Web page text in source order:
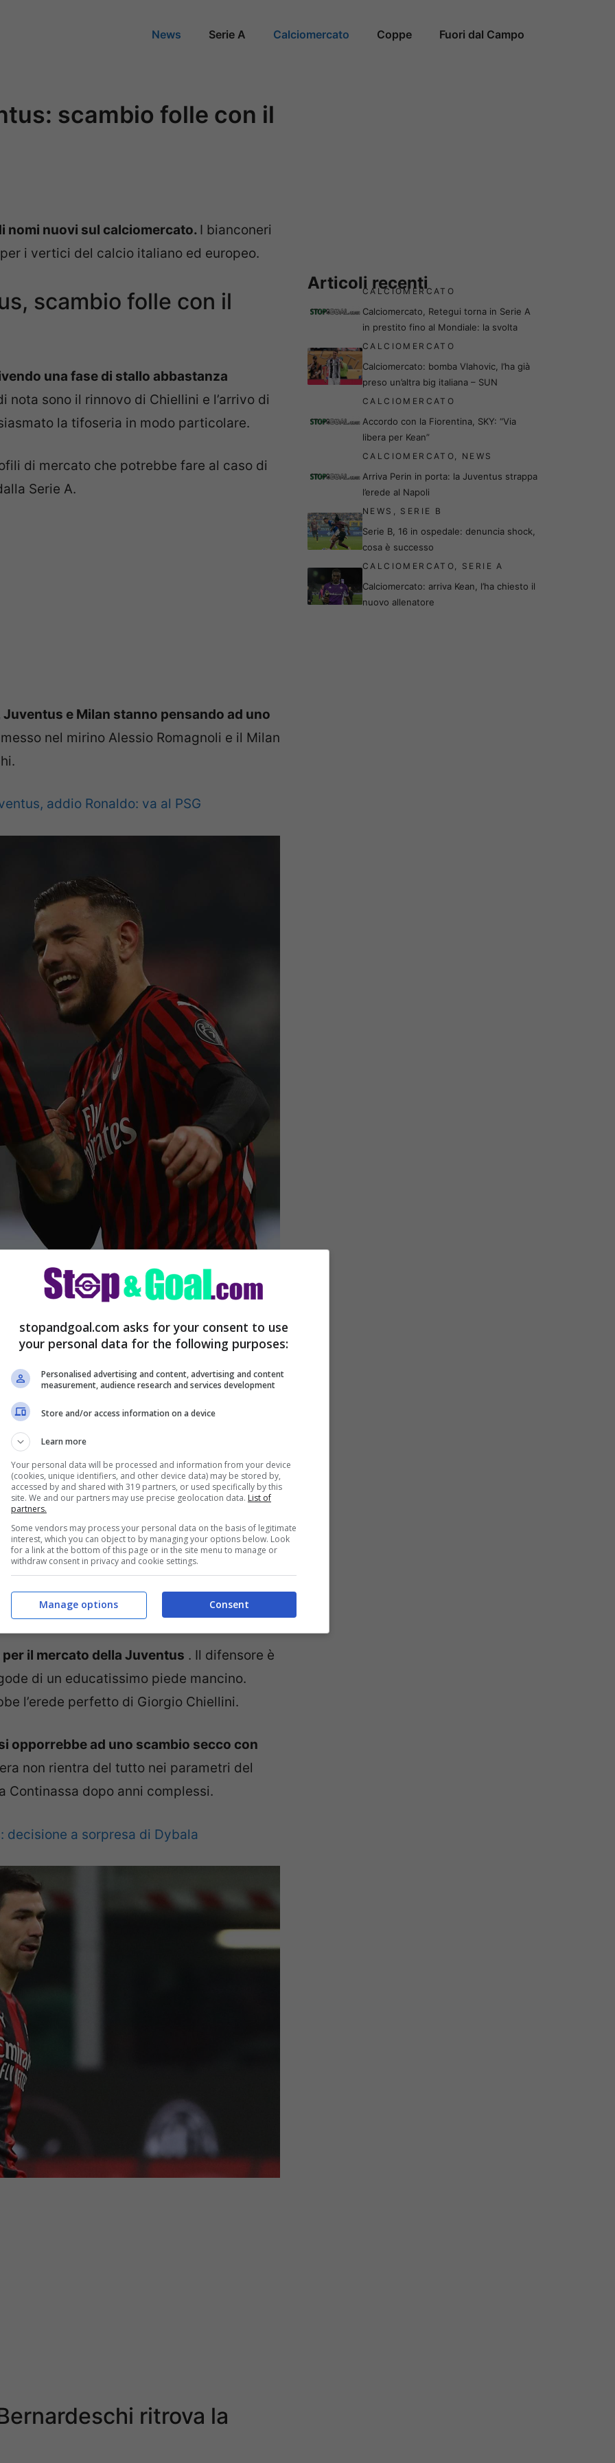
News Serie A Calciomercato Coppe Fuori dal Campo
scambio folle con il
nomi nuovi sul calciomercato. I bianconeri
i vertici del calcio italiano ed europeo.
scambio folle con il
una fase di stallo abbastanza
nota sono il rinnovo di Chiellini e l’arrivo di
la tifoseria in modo particolare.
di mercato che potrebbe fare al caso di
Serie A.
e Milan stanno pensando ad uno
nel mirino Alessio Romagnoli e il Milan
addio Ronaldo: va al PSG
(Getty Images)
il difensore
approfittare della fase calda e
Allegri ha disegnato l’identikit perfetto dei
sta provando ad accontentarlo.
il mercato della Juventus . Il difensore è
di un educatissimo piede mancino.
l’erede perfetto di Giorgio Chiellini.
opporrebbe ad uno scambio secco con
non rientra del tutto nei parametri del
Continassa dopo anni complessi.
decisione a sorpresa di Dybala
ritrova la
Articoli recenti
CALCIOMERCATO
Calciomercato, Retegui torna in Serie A
in prestito fino al Mondiale: la svolta
CALCIOMERCATO
Calciomercato: bomba Vlahovic, l’ha già
preso un’altra big italiana – SUN
CALCIOMERCATO
Accordo con la Fiorentina, SKY: “Via
libera per Kean”
CALCIOMERCATO, NEWS
Arriva Perin in porta: la Juventus strappa
l’erede al Napoli
NEWS , SERIE B
Serie B, 16 in ospedale: denuncia shock,
cosa è successo
CALCIOMERCATO, SERIE A
Calciomercato: arriva Kean, l’ha chiesto il
nuovo allenatore
stopandgoal.com asks for your consent to use
your personal data for the following purposes:
Personalised advertising and content, advertising and content
measurement, audience research and services development
Store and/or access information on a device
Learn more
Your personal data will be processed and information from your device
(cookies, unique identifiers, and other device data) may be stored by,
accessed by and shared with 319 partners, or used specifically by this
site. We and our partners may use precise geolocation data. List of
partners.
Some vendors may process your personal data on the basis of legitimate
interest, which you can object to by managing your options below. Look
for a link at the bottom of this page or in the site menu to manage or
withdraw consent in privacy and cookie settings.
Consent
Manage options